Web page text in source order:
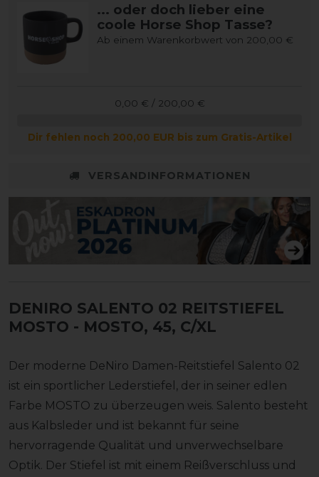
... oder doch lieber eine
coole Horse Shop Tasse?
Ab einem Warenkorbwert von 200,00 €
0,00 € / 200,00 €
Dir fehlen noch 200,00 EUR bis zum Gratis-Artikel
VERSANDINFORMATIONEN
DENIRO SALENTO 02 REITSTIEFEL
MOSTO - MOSTO, 45, C/XL
Der moderne DeNiro Damen-Reitstiefel Salento 02
ist ein sportlicher Lederstiefel, der in seiner edlen
Farbe MOSTO zu überzeugen weis. Salento besteht
aus Kalbsleder und ist bekannt für seine
hervorragende Qualität und unverwechselbare
Optik. Der Stiefel ist mit einem Reißverschluss und